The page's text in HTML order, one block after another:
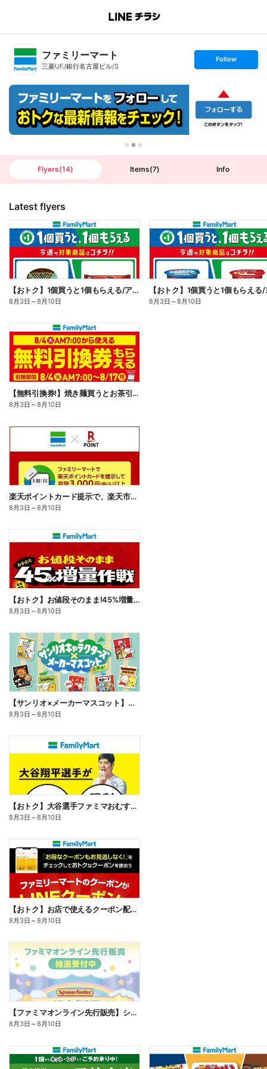
B
n
T
ファミリーマート
三菱UFJ銀行名古屋ビル/S
s
t
w
Follow
Flyers(14) Items(7) Info
Latest flyers
【おトク】1個買うと1個もらえる/アイス
8月3日 ～8月10日 8月3日 ～8月10日
【無料引換券!】焼き麺買うとお茶引換券貰える!
8月3日 ～8月10日
楽天ポイントカード提示で、楽天市場でのお買い物がおトクに!
8月3日 ～8月10日
【おトク】お値段そのまま!45%増量作戦!
8月3日 ～8月10日
【サンリオ×メーカーマスコット】オリジナルグッズ貰える!
8月3日 ～8月10日
【おトク】大谷選手ファミマおむすび割
8月3日 ～8月10日
【おトク】お店で使えるクーポン配信中
8月3日 ～8月10日
【ファミマオンライン先行販売】シルバニアファミリー
8月3日 ～8月10日